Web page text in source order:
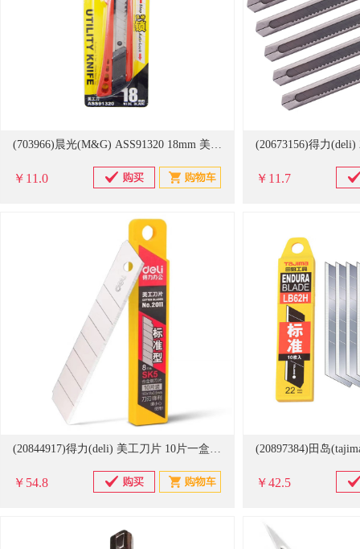
(703966)晨光(M&G) ASS91320 18mm 美工刀(单位：把)
￥11.0 ￥11.7
(20844917)得力(deli) 美工刀片 10片一盒 刀片(单位：片)
￥54.8 ￥42.5